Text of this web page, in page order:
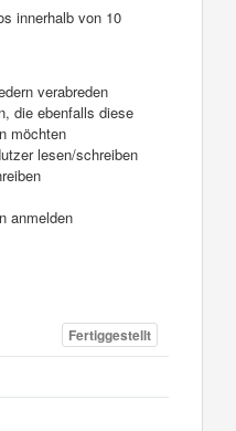
innerhalb von 10
verabreden
die ebenfalls diese
möchten
lesen/schreiben
anmelden
Fertiggestellt